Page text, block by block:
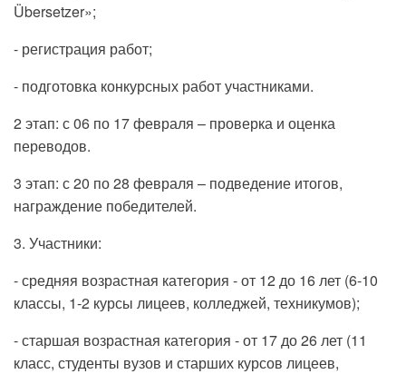
Übersetzer»;
- регистрация работ;
- подготовка конкурсных работ участниками.
2 этап: с 06 по 17 февраля – проверка и оценка
переводов.
3 этап: с 20 по 28 февраля – подведение итогов,
награждение победителей.
3. Участники:
- средняя возрастная категория - от 12 до 16 лет (6-10
классы, 1-2 курсы лицеев, колледжей, техникумов);
- старшая возрастная категория - от 17 до 26 лет (11
класс, студенты вузов и старших курсов лицеев,